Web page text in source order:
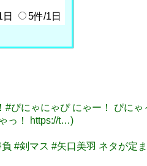
5件/1日
ぴにゃにゃぴ にゃー！ ぴに
っ！ https://t…)
#剣マス #矢口美羽 ネタが定